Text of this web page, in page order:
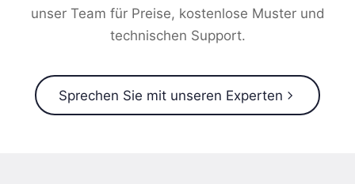
unser Team für Preise, kostenlose Muster und
technischen Support.
Sprechen Sie mit unseren Experten